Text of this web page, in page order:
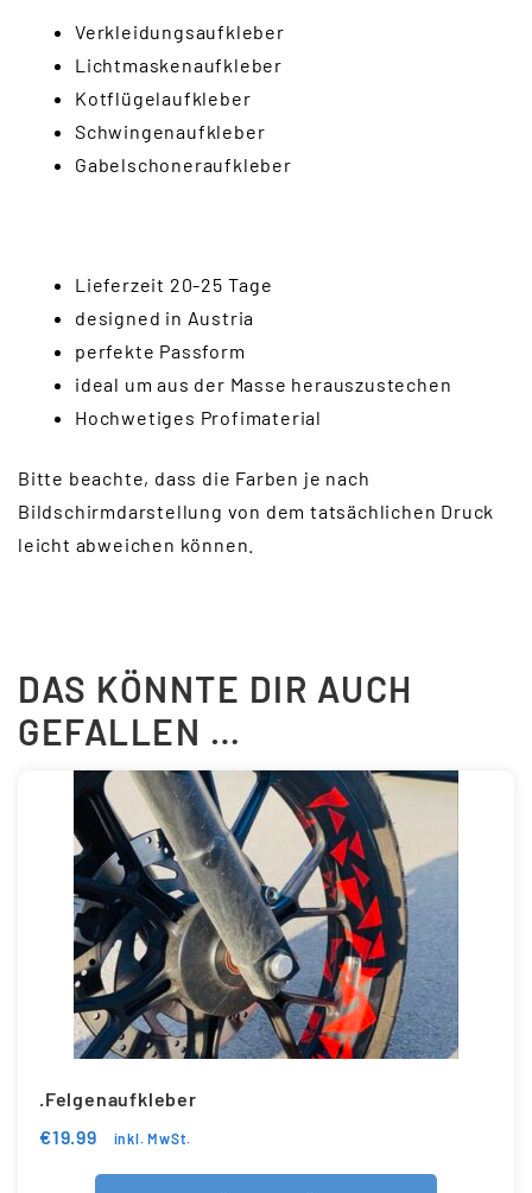
Verkleidungsaufkleber
Lichtmaskenaufkleber
Kotflügelaufkleber
Schwingenaufkleber
Gabelschoneraufkleber
Lieferzeit 20-25 Tage
designed in Austria
perfekte Passform
ideal um aus der Masse herauszustechen
Hochwetiges Profimaterial
Bitte beachte, dass die Farben je nach
Bildschirmdarstellung von dem tatsächlichen Druck
leicht abweichen können.
DAS KÖNNTE DIR AUCH
GEFALLEN …
.Felgenaufkleber
€19.99 inkl. MwSt.